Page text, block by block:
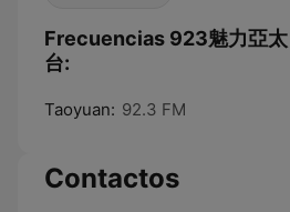
Frecuencias 923魅力亞太
台:
Taoyuan: 92.3 FM
Contactos